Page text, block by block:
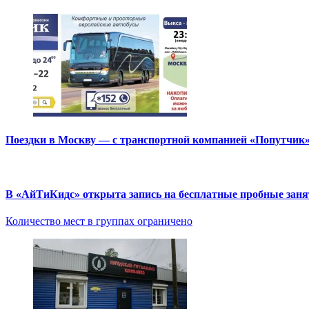
Поездки в Москву — с транспортной компанией «Попутчик»
В «АйТиКидс» открыта запись на бесплатные пробные
Количество мест в группах ограничено